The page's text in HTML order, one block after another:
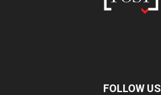
FOLLOW US